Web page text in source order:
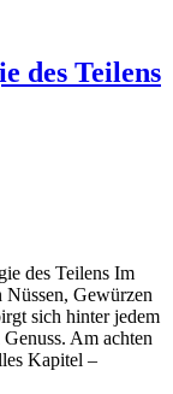
des Teilens
des Teilens Im
Gewürzen
sich hinter jedem
Am achten
Kapitel –